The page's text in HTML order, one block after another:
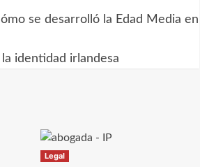
se desarrolló la Edad Media en
identidad irlandesa
Legal